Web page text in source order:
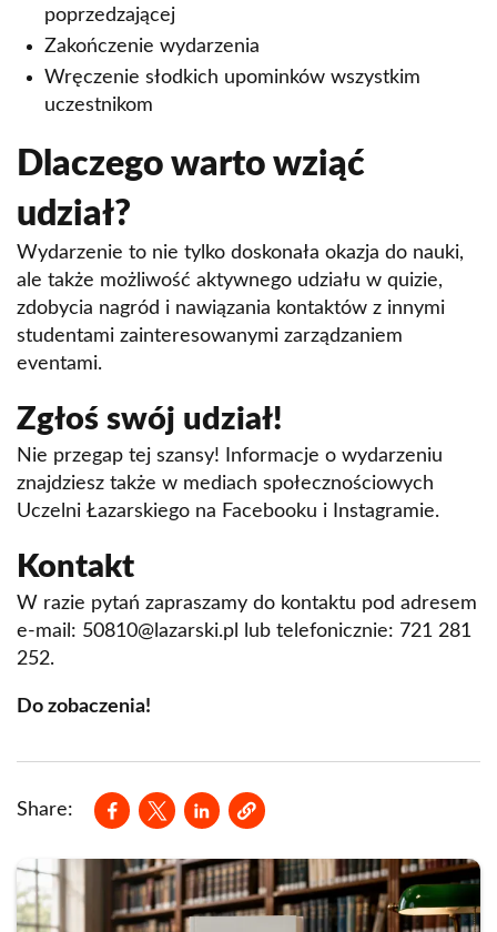
poprzedzającej
Zakończenie wydarzenia
Wręczenie słodkich upominków wszystkim
uczestnikom
Dlaczego warto wziąć
udział?
Wydarzenie to nie tylko doskonała okazja do nauki,
ale także możliwość aktywnego udziału w quizie,
zdobycia nagród i nawiązania kontaktów z innymi
studentami zainteresowanymi zarządzaniem
eventami.
Zgłoś swój udział!
Nie przegap tej szansy! Informacje o wydarzeniu
znajdziesz także w mediach społecznościowych
Uczelni Łazarskiego na Facebooku i Instagramie.
Kontakt
W razie pytań zapraszamy do kontaktu pod adresem
e-mail: 50810@lazarski.pl
lub telefonicznie: 721 281
252.
Do zobaczenia!
Share:
Opens in a new window
Opens in a new window
Opens in a new window